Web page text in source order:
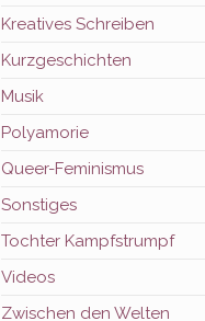
Kreatives Schreiben
Kurzgeschichten
Musik
Polyamorie
Queer-Feminismus
Sonstiges
Tochter Kampfstrumpf
Videos
Zwischen den Welten